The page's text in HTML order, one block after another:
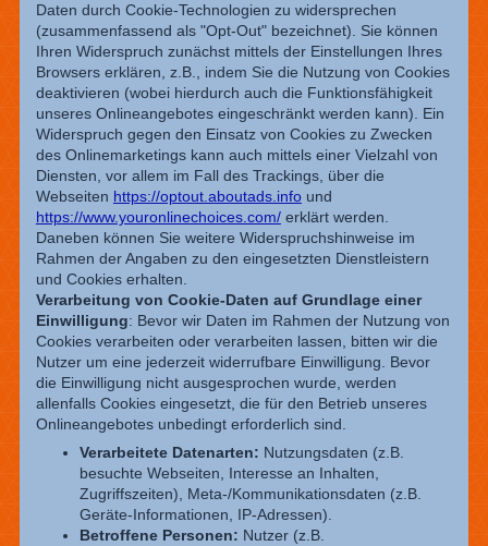
Daten durch Cookie-Technologien zu widersprechen
(zusammenfassend als "Opt-Out" bezeichnet). Sie können
Ihren Widerspruch zunächst mittels der Einstellungen Ihres
Browsers erklären, z.B., indem Sie die Nutzung von Cookies
deaktivieren (wobei hierdurch auch die Funktionsfähigkeit
unseres Onlineangebotes eingeschränkt werden kann). Ein
Widerspruch gegen den Einsatz von Cookies zu Zwecken
des Onlinemarketings kann auch mittels einer Vielzahl von
Diensten, vor allem im Fall des Trackings, über die
Webseiten https://optout.aboutads.infound
https://www.youronlinechoices.com/erklärt werden.
Daneben können Sie weitere Widerspruchshinweise im
Rahmen der Angaben zu den eingesetzten Dienstleistern
und Cookies erhalten.
Verarbeitung von Cookie-Daten auf Grundlage einer
Einwilligung: Bevor wir Daten im Rahmen der Nutzung von
Cookies verarbeiten oder verarbeiten lassen, bitten wir die
Nutzer um eine jederzeit widerrufbare Einwilligung. Bevor
die Einwilligung nicht ausgesprochen wurde, werden
allenfalls Cookies eingesetzt, die für den Betrieb unseres
Onlineangebotes unbedingt erforderlich sind.
Verarbeitete Datenarten: Nutzungsdaten (z.B.
besuchte Webseiten, Interesse an Inhalten,
Zugriffszeiten), Meta-/Kommunikationsdaten (z.B.
Geräte-Informationen, IP-Adressen).
Betroffene Personen: Nutzer (z.B.